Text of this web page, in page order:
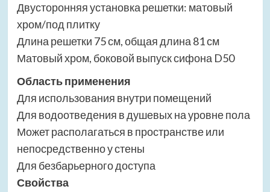
Двусторонняя установка решетки: матовый
хром/под плитку
Длина решетки 75 см, общая длина 81 см
Матовый хром, боковой выпуск сифона D50
Область применения
Для использования внутри помещений
Для водоотведения в душевых на уровне пола
Может располагаться в пространстве или
непосредственно у стены
Для безбарьерного доступа
Свойства